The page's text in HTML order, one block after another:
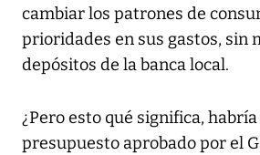
cambiar los patrones de
prioridades en sus gastos, sin
depósitos de la banca local.
¿Pero esto qué significa,
presupuesto aprobado por el